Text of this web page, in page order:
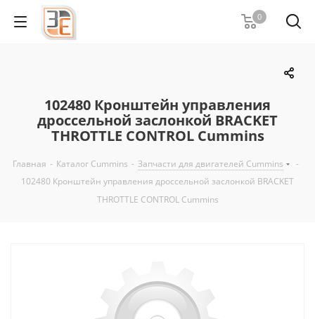
0
102480 Кронштейн управления
дроссельной заслонкой BRACKET
THROTTLE CONTROL Cummins
Главная - Каталог Cummins - Запчасти для двигателей Cummins
-
102480 Кронштейн управления дроссельной заслонкой BRACKET
THROTTLE CONTROL Cummins